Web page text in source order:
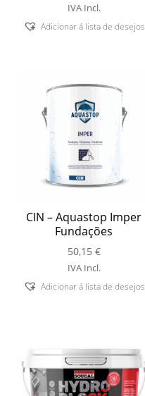
IVA Incl.
Adicionar á lista de desejos
CIN – Aquastop Imper
Fundações
50,15 €
IVA Incl.
Adicionar á lista de desejos